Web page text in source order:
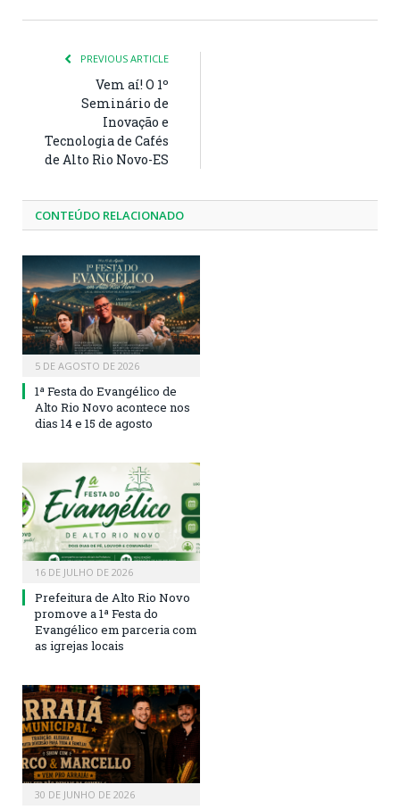
PREVIOUS ARTICLE
Vem aí! O 1º
Seminário de
Inovação e
Tecnologia de Cafés
de Alto Rio Novo-ES
CONTEÚDO RELACIONADO
5 DE AGOSTO DE 2026
1ª Festa do Evangélico de
Alto Rio Novo acontece nos
dias 14 e 15 de agosto
16 DE JULHO DE 2026
Prefeitura de Alto Rio Novo
promove a 1ª Festa do
Evangélico em parceria com
as igrejas locais
30 DE JUNHO DE 2026